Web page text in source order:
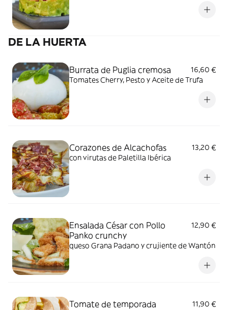
DE LA HUERTA
Burrata de Puglia cremosa
16,60 €
Tomates Cherry, Pesto y Aceite de Trufa
Corazones de Alcachofas
13,20 €
con virutas de Paletilla Ibérica
Ensalada César con Pollo
Panko crunchy
12,90 €
queso Grana Padano y crujiente de Wantón
Tomate de temporada
11,90 €